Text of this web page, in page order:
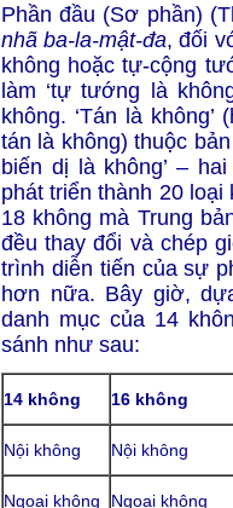
Phần đầu (Sơ phần)
nhã ba-la-mật-đa, đối
không hoặc tự-cộng
làm ‘tự tướng là
không. ‘Tán là
tán là không) thuộc bản
biến dị là không’ –
phát triển thành 20 loại
18 không mà Trung
đều thay đổi và chép
trình diễn tiến của sự
hơn nữa. Bây giờ,
danh mục của 14
sánh như sau:
14 không 16 không
Nội không Nội không
Ngoại không Ngoại không